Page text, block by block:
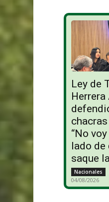
Ley de
Herrera
“No
lado de
saque
Nacionales
04/08/2026